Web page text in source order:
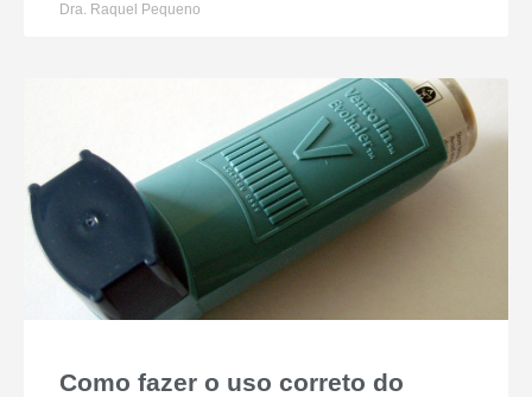
Dra. Raquel Pequeno
Como fazer o uso correto do